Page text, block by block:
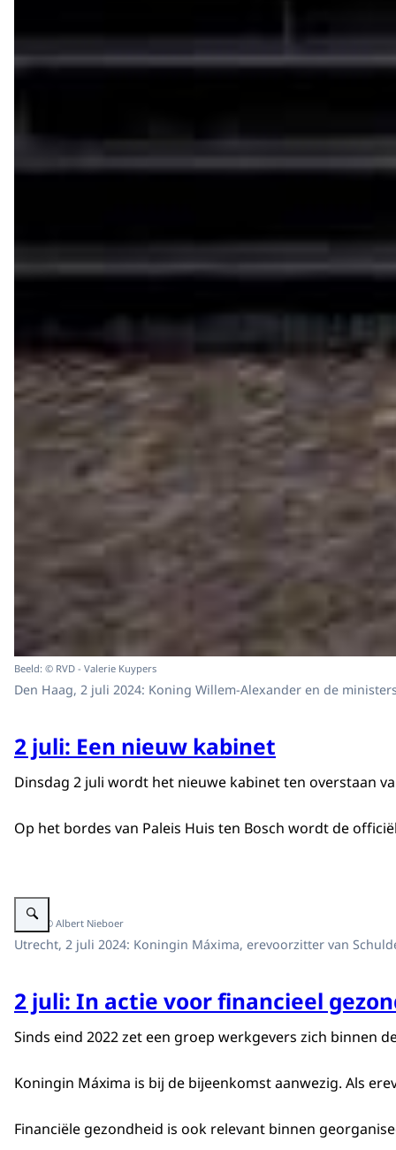
Beeld: © RVD - Valerie Kuypers
Den Haag, 2 juli 2024: Koning Willem-Alexander en de
2 juli: Een nieuw kabinet
Dinsdag 2 juli wordt het nieuwe kabinet ten overstaan
Op het bordes van Paleis Huis ten Bosch wordt de
Vergroot afbeelding Koningin Máxima bij actiebijeenkomst NCFG
Beeld: © Albert Nieboer
Utrecht, 2 juli 2024: Koningin Máxima, erevoorzitter van
2 juli: In actie voor financieel
Sinds eind 2022 zet een groep werkgevers zich binnen
Koningin Máxima is bij de bijeenkomst aanwezig. Als
Financiële gezondheid is ook relevant binnen